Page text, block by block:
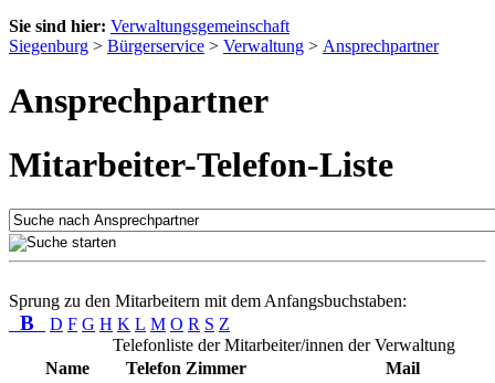
Sie sind hier: Verwaltungsgemeinschaft
Siegenburg > Bürgerservice > Verwaltung > Ansprechpartner
Ansprechpartner
Mitarbeiter-Telefon-Liste
Sprung zu den Mitarbeitern mit dem Anfangsbuchstaben:
B D F G H K L M O R S Z
Telefonliste der Mitarbeiter/innen der Verwaltung
Name
Telefon Zimmer
Mail